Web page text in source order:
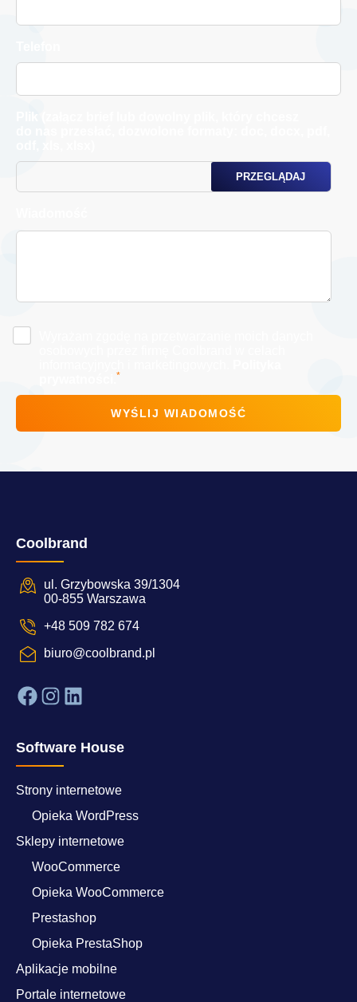
*
Coolbrand
ul. Grzybowska 39/1304
00-855 Warszawa
+48 509 782 674
biuro@coolbrand.pl
Facebook Instagram LinkedIn
Software House
Strony internetowe
Opieka WordPress
Sklepy internetowe
WooCommerce
Opieka WooCommerce
Prestashop
Opieka PrestaShop
Aplikacje mobilne
Portale internetowe